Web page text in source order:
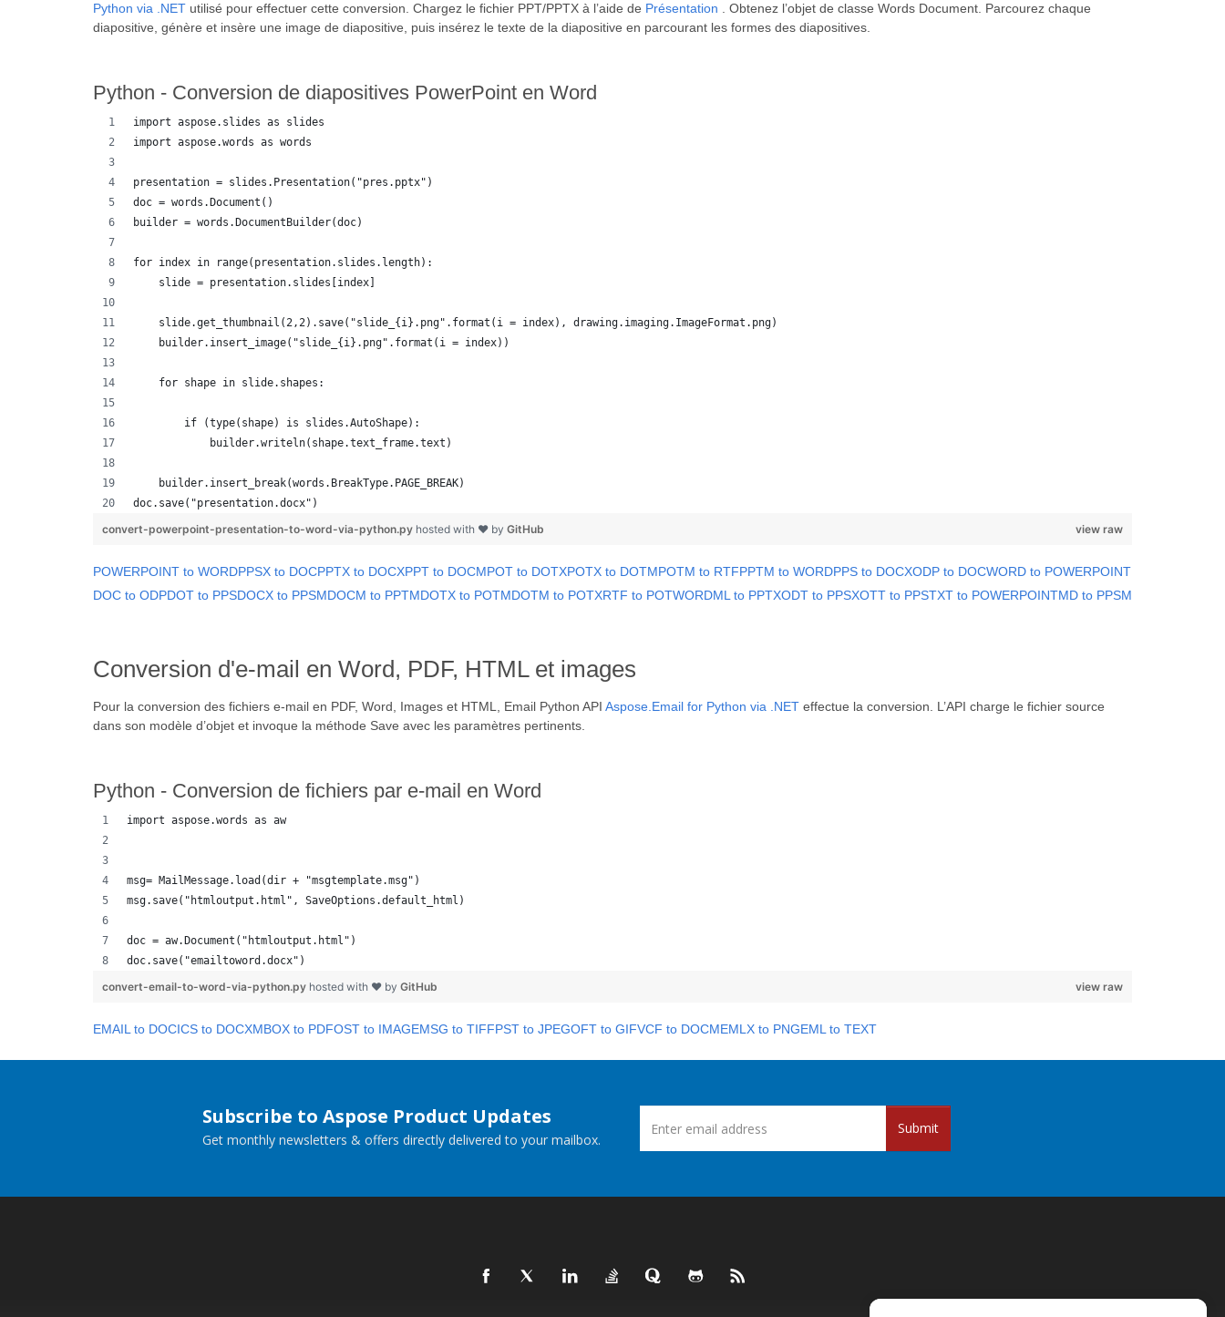
Python via .NET utilisé pour effectuer cette conversion. Chargez le fichier PPT/PPTX à l’aide de Présentation . Obtenez l’objet de classe Words Document. Parcourez chaque
diapositive, génère et insère une image de diapositive, puis insérez le texte de la diapositive en parcourant les formes des diapositives.
Python - Conversion de diapositives PowerPoint en Word
import aspose.slides as slides
import aspose.words as words
presentation = slides.Presentation("pres.pptx")
doc = words.Document()
builder = words.DocumentBuilder(doc)
for index in range(presentation.slides.length):
    slide = presentation.slides[index]
    slide.get_thumbnail(2,2).save("slide_{i}.png".format(i = index), drawing.imaging.ImageFormat.png)
    builder.insert_image("slide_{i}.png".format(i = index))
    for shape in slide.shapes:
        if (type(shape) is slides.AutoShape):
            builder.writeln(shape.text_frame.text)
    builder.insert_break(words.BreakType.PAGE_BREAK)
doc.save("presentation.docx")
view raw
convert-powerpoint-presentation-to-word-via-python.py hosted with ❤ by GitHub
POWERPOINT to WORDPPSX to DOCPPTX to DOCXPPT to DOCMPOT to DOTXPOTX to DOTMPOTM to RTFPPTM to WORDPPS to DOCXODP to DOCWORD to POWERPOINT
DOC to ODPDOT to PPSDOCX to PPSMDOCM to PPTMDOTX to POTMDOTM to POTXRTF to POTWORDML to PPTXODT to PPSXOTT to PPSTXT to POWERPOINTMD to PPSM
Conversion d'e-mail en Word, PDF, HTML et images
Pour la conversion des fichiers e-mail en PDF, Word, Images et HTML, Email Python API Aspose.Email for Python via .NET effectue la conversion. L’API charge le fichier source
dans son modèle d’objet et invoque la méthode Save avec les paramètres pertinents.
Python - Conversion de fichiers par e-mail en Word
import aspose.words as aw
msg= MailMessage.load(dir + "msgtemplate.msg")
msg.save("htmloutput.html", SaveOptions.default_html)
doc = aw.Document("htmloutput.html")
doc.save("emailtoword.docx")
view raw
convert-email-to-word-via-python.py hosted with ❤ by GitHub
EMAIL to DOCICS to DOCXMBOX to PDFOST to IMAGEMSG to TIFFPST to JPEGOFT to GIFVCF to DOCMEMLX to PNGEML to TEXT
Subscribe to Aspose Product Updates
Get monthly newsletters & offers directly delivered to your mailbox.
Submit